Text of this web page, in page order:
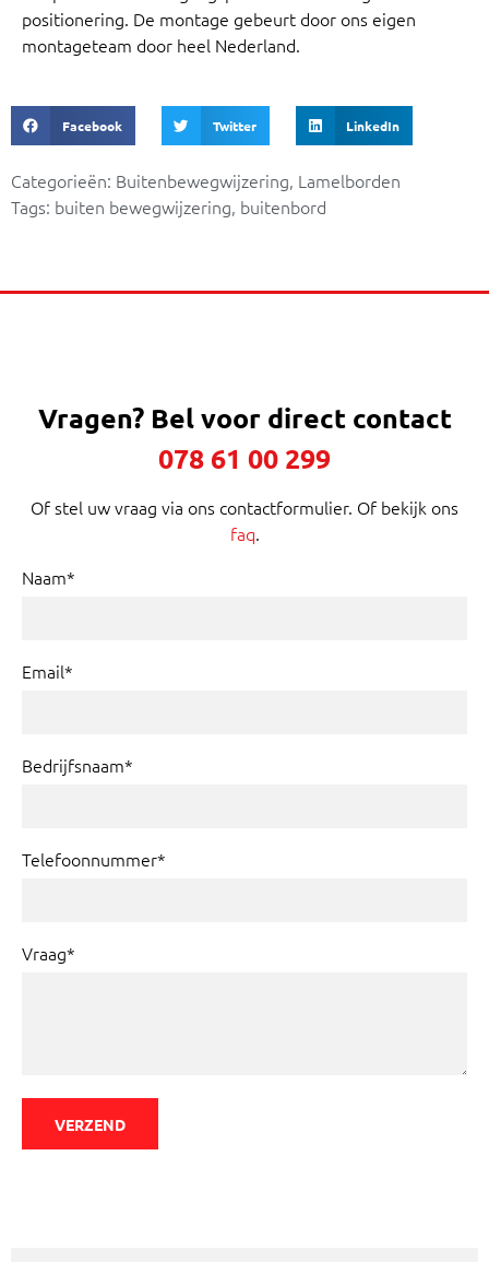
positionering. De montage gebeurt door ons eigen
montageteam door heel Nederland.
Facebook Twitter LinkedIn
Categorieën: Buitenbewegwijzering, Lamelborden
Tags: buiten bewegwijzering, buitenbord
Vragen? Bel voor direct contact
078 61 00 299
Of stel uw vraag via ons contactformulier. Of bekijk ons
faq.
Naam*
Email*
Bedrijfsnaam*
Telefoonnummer*
Vraag*
VERZEND